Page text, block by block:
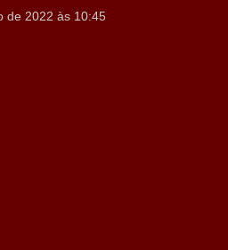
de 2022 às 10:45